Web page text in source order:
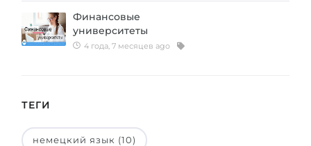
Финансовые
университеты
4 года, 7 месяцев ago
ТЕГИ
немецкий язык (10)